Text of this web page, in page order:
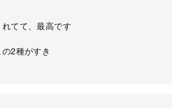
てて、最高です
2種がすき